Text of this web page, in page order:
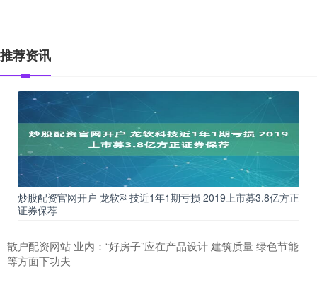
推荐资讯
炒股配资官网开户 龙软科技近1年1期亏损 2019上市募3.8亿方正
证券保荐
散户配资网站 业内：“好房子”应在产品设计 建筑质量 绿色节能
等方面下功夫